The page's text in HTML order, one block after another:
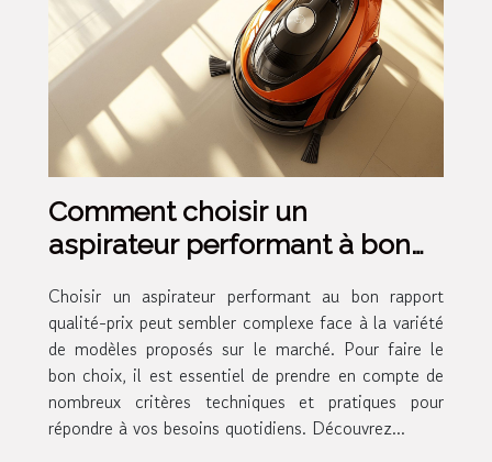
Comment choisir un
aspirateur performant à bon
Choisir un aspirateur performant au bon rapport
qualité-prix peut sembler complexe face à la variété
de modèles proposés sur le marché. Pour faire le
bon choix, il est essentiel de prendre en compte de
nombreux critères techniques et pratiques pour
répondre à vos besoins quotidiens. Découvrez...